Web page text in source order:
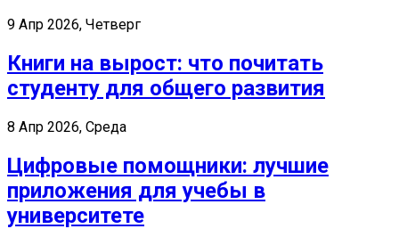
9 Апр 2026, Четверг
Книги на вырост: что почитать
студенту для общего развития
8 Апр 2026, Среда
Цифровые помощники: лучшие
приложения для учебы в
университете